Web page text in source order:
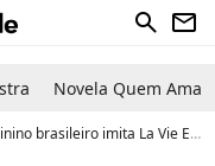
search newsletter
Novela Quem Ama
Est Belle? Descubra versões acessíveis do perfume importado